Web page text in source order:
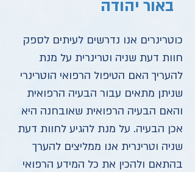
באור יהודה
כוטרינרים אנו נדרשים לעיתים לספק
חוות דעת שניה וטרינרית על מנת
להעריך האם הטיפול הרפואי הוטרינרי
שניתן מתאים עבור הבעיה הרפואית
והאם הבעיה הרפואית שאובחנה היא
אכן הבעיה. על מנת להגיע לחוות דעת
שניה וטרינרית אנו ממליצים להערך
בהתאם ולהכין את כל המידע הרפואי